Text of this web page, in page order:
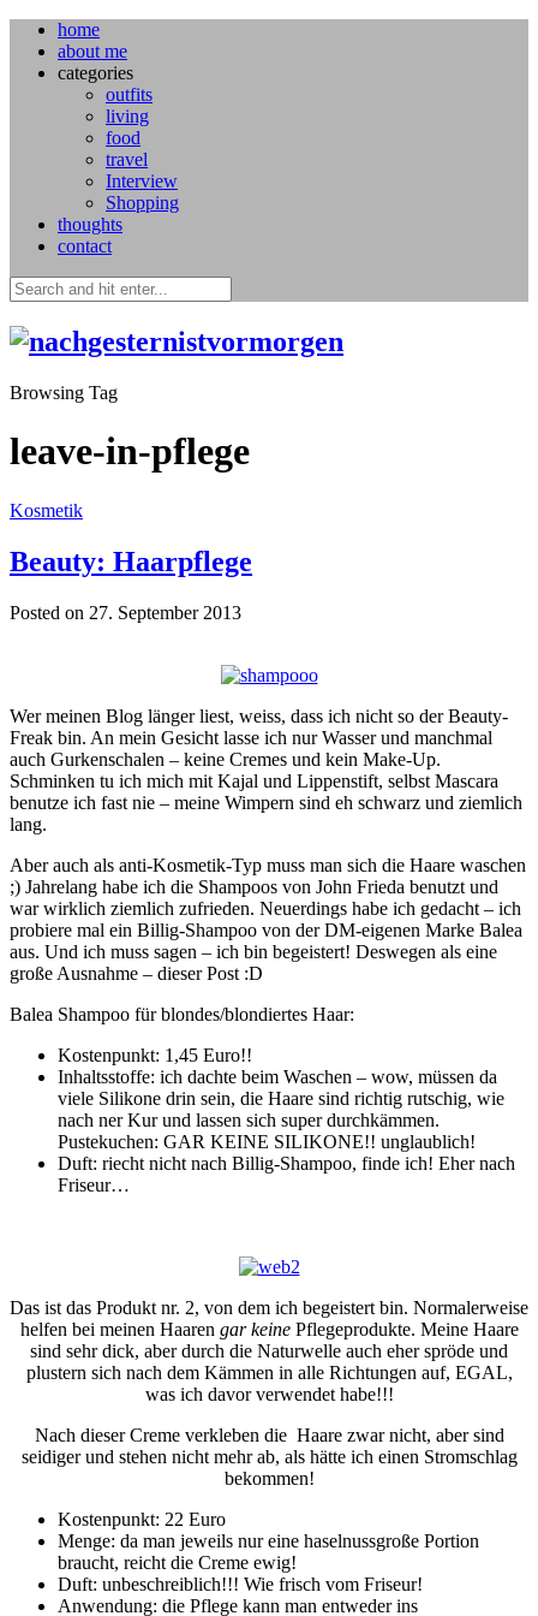
home
about me
categories
outfits
living
food
travel
Interview
Shopping
thoughts
contact
Browsing Tag
leave-in-pflege
Kosmetik
Beauty: Haarpflege
Posted on 27. September 2013
Wer meinen Blog länger liest, weiss, dass ich nicht so der Beauty-
Freak bin. An mein Gesicht lasse ich nur Wasser und manchmal
auch Gurkenschalen – keine Cremes und kein Make-Up.
Schminken tu ich mich mit Kajal und Lippenstift, selbst Mascara
benutze ich fast nie – meine Wimpern sind eh schwarz und ziemlich
lang.
Aber auch als anti-Kosmetik-Typ muss man sich die Haare waschen
;) Jahrelang habe ich die Shampoos von John Frieda benutzt und
war wirklich ziemlich zufrieden. Neuerdings habe ich gedacht – ich
probiere mal ein Billig-Shampoo von der DM-eigenen Marke Balea
aus. Und ich muss sagen – ich bin begeistert! Deswegen als eine
große Ausnahme – dieser Post :D
Balea Shampoo für blondes/blondiertes Haar:
Kostenpunkt: 1,45 Euro!!
Inhaltsstoffe: ich dachte beim Waschen – wow, müssen da
viele Silikone drin sein, die Haare sind richtig rutschig, wie
nach ner Kur und lassen sich super durchkämmen.
Pustekuchen: GAR KEINE SILIKONE!! unglaublich!
Duft: riecht nicht nach Billig-Shampoo, finde ich! Eher nach
Friseur…
Das ist das Produkt nr. 2, von dem ich begeistert bin. Normalerweise
helfen bei meinen Haaren gar keinePflegeprodukte. Meine Haare
sind sehr dick, aber durch die Naturwelle auch eher spröde und
plustern sich nach dem Kämmen in alle Richtungen auf, EGAL,
was ich davor verwendet habe!!!
Nach dieser Creme verkleben die Haare zwar nicht, aber sind
seidiger und stehen nicht mehr ab, als hätte ich einen Stromschlag
bekommen!
Kostenpunkt: 22 Euro
Menge: da man jeweils nur eine haselnussgroße Portion
braucht, reicht die Creme ewig!
Duft: unbeschreiblich!!! Wie frisch vom Friseur!
Anwendung: die Pflege kann man entweder ins